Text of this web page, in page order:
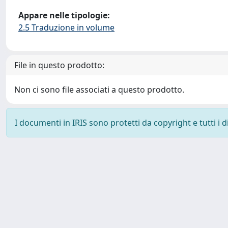
Appare nelle tipologie:
2.5 Traduzione in volume
File in questo prodotto:
Non ci sono file associati a questo prodotto.
I documenti in IRIS sono protetti da copyright e tutti i